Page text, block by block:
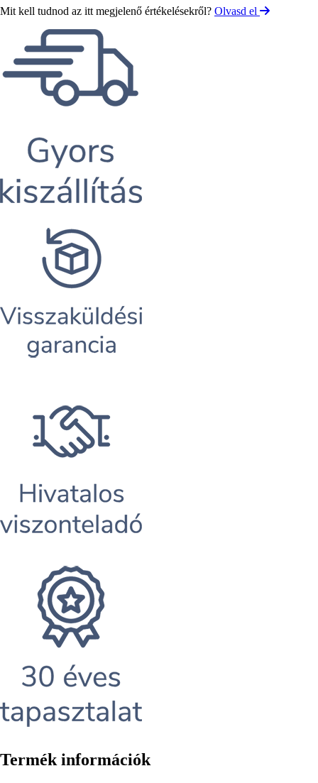
Mit kell tudnod az itt megjelenő értékelésekről? Olvasd el
Termék információk